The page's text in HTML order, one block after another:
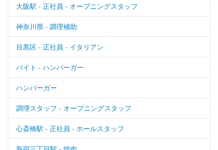
大阪駅 - 正社員 - オープニングスタッフ
神奈川県 - 調理補助
目黒区 - 正社員 - イタリアン
バイト - ハンバーガー
ハンバーガー
調理スタッフ - オープニングスタッフ
心斎橋駅 - 正社員 - ホールスタッフ